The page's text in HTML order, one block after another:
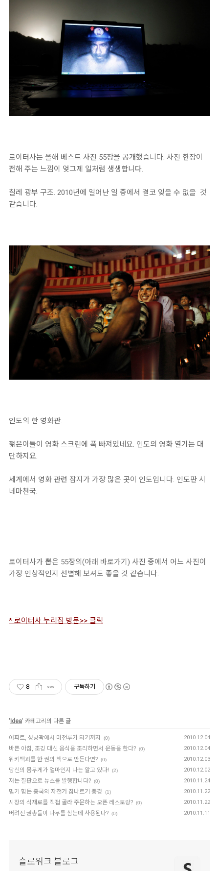
로이터사는 올해 베스트 사진 55장을 공개했습니다. 사진 한장이
전해 주는 느낌이 엊그제 일처럼 생생합니다.
칠레 광부 구조. 2010년에 일어난 일 중에서 결코 잊을 수 없을 것
같습니다.
인도의 한 영화관.
젊은이들이 영화 스크린에 푹 빠져있네요. 인도의 영화 열기는 대
단하지요.
세계에서 영화 관련 잡지가 가장 많은 곳이 인도입니다. 인도판 시
네마천국.
로이터사가 뽑은 55장의(아래 바로가기) 사진 중에서 어느 사진이
가장 인상적인지 선별해 보셔도 좋을 것 같습니다.
* 로이터사 누리집 방문>> 클릭
8 구독하기
' Idea' 카테고리의 다른 글
아파트, 성냥곽에서 마천루가 되기까지 (0) 2010.12.04
바쁜 아침, 조깅 대신 음식을 조리하면서 운동을 한다? (0) 2010.12.04
위키백과를 한 권의 책으로 만든다면? (0) 2010.12.03
당신의 몸무게가 얼마인지 나는 알고 있다! (2) 2010.12.02
저는 칠판으로 뉴스를 발행합니다? (0) 2010.11.24
믿기 힘든 중국의 자전거 짐나르기 풍경 (1) 2010.11.22
시장의 식재료를 직접 골라 주문하는 오픈 레스토랑? (0) 2010.11.22
버려진 권총들이 나무를 심는데 사용된다? (0) 2010.11.11
슬로워크 블로그